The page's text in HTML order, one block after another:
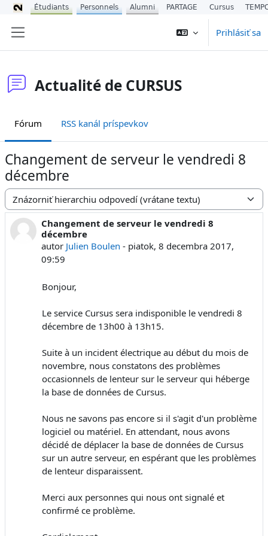
Prihlásiť sa
Actualité de CURSUS
Fórum RSS kanál príspevkov
Changement de serveur le vendredi 8
décembre
Mód zobrazenia
Changement de serveur le vendredi 8
décembre
autor Julien Boulen - piatok, 8 decembra 2017,
09:59
Počet odpovedí: 0
Bonjour,
Le service Cursus sera indisponible le vendredi 8
décembre de 13h00 à 13h15.
Suite à un incident électrique au début du mois de
novembre, nous constatons des problèmes
occasionnels de lenteur sur le serveur qui héberge
la base de données de Cursus.
Nous ne savons pas encore si il s'agit d'un problème
logiciel ou matériel. En attendant, nous avons
décidé de déplacer la base de données de Cursus
sur un autre serveur, en espérant que les problèmes
de lenteur disparaissent.
Merci aux personnes qui nous ont signalé et
confirmé ce problème.
Étudiants Personnels Alumni PARTAGE Cursus